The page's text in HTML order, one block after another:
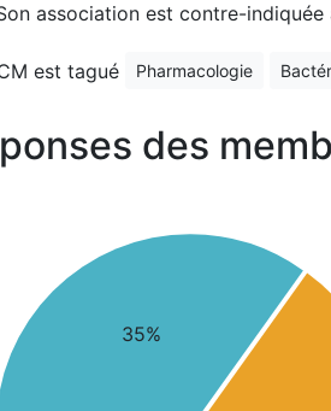
association est contre-
est tagué Pharmacologie
des
35%